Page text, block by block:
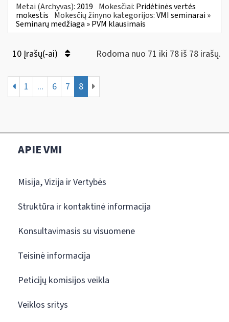
Metai (Archyvas): 2019 Mokesčiai: Pridėtinės vertės
mokestis Mokesčių žinyno kategorijos:VMI seminarai »
Seminarų medžiaga » PVM klausimais
10 Įrašų(-ai) Rodoma nuo 71 iki 78 iš 78 irašų.
1 ... 6 7 8
APIE VMI
Misija, Vizija ir Vertybės
Struktūra ir kontaktinė informacija
Konsultavimasis su visuomene
Teisinė informacija
Peticijų komisijos veikla
Veiklos sritys